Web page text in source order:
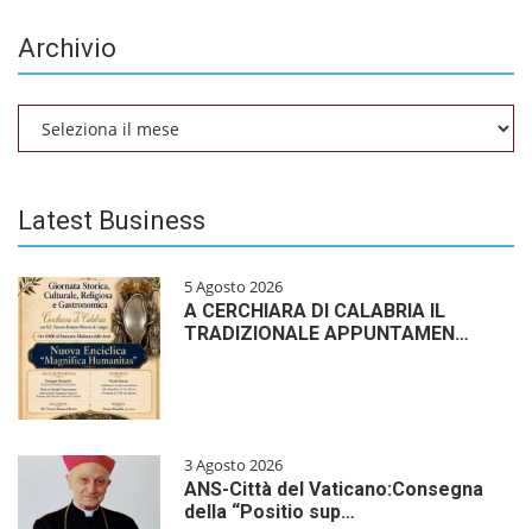
Archivio
Latest Business
5 Agosto 2026
A CERCHIARA DI CALABRIA IL
TRADIZIONALE APPUNTAMEN…
3 Agosto 2026
ANS-Città del Vaticano:Consegna
della “Positio sup…